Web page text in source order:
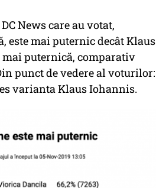
News care au votat,
este mai puternic decât Klaus
mai puternică, comparativ
punct de vedere al voturilor:
varianta Klaus Iohannis.